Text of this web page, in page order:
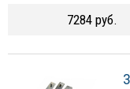
7284 руб.